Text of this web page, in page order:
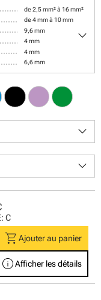
de 2,5 mm² à 16 mm²
de 4 mm à 10 mm
9,6 mm
4 mm
4 mm
6,6 mm
keyboard_arrow_down
keyboard_arrow_down
keyboard_arrow_down
C
shopping_cart Ajouter au panier
infoAfficher les détails